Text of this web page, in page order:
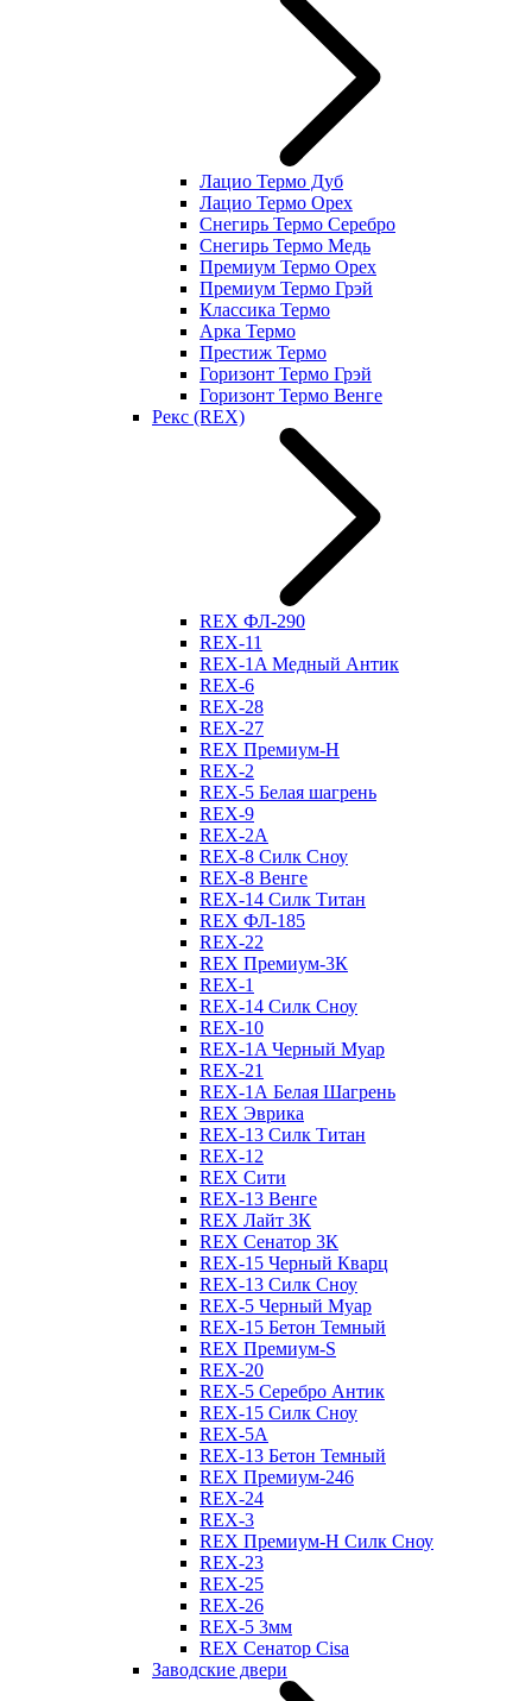
Лацио Термо Дуб
Лацио Термо Орех
Снегирь Термо Серебро
Снегирь Термо Медь
Премиум Термо Орех
Премиум Термо Грэй
Классика Термо
Арка Термо
Престиж Термо
Горизонт Термо Грэй
Горизонт Термо Венге
Рекс (REX)
REX ФЛ-290
REX-11
REX-1A Медный Антик
REX-6
REX-28
REX-27
REX Премиум-Н
REX-2
REX-5 Белая шагрень
REX-9
REX-2А
REX-8 Силк Сноу
REX-8 Венге
REX-14 Силк Титан
REX ФЛ-185
REX-22
REX Премиум-3К
REX-1
REX-14 Силк Сноу
REX-10
REX-1A Черный Муар
REX-21
REX-1А Белая Шагрень
REX Эврика
REX-13 Силк Титан
REX-12
REX Сити
REX-13 Венге
REX Лайт 3К
REX Сенатор 3К
REX-15 Черный Кварц
REX-13 Силк Сноу
REX-5 Черный Муар
REX-15 Бетон Темный
REX Премиум-S
REX-20
REX-5 Серебро Антик
REX-15 Силк Сноу
REX-5А
REX-13 Бетон Темный
REX Премиум-246
REX-24
REX-3
REX Премиум-Н Силк Сноу
REX-23
REX-25
REX-26
REX-5 3мм
REX Сенатор Cisa
Заводские двери